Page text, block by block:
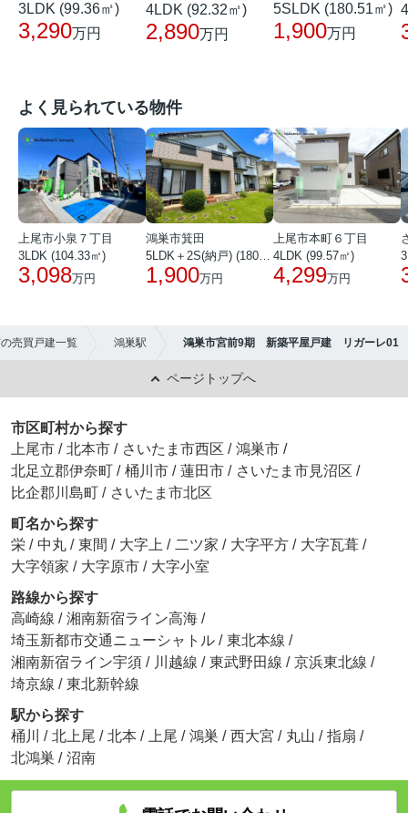
3LDK (99.36㎡)
3,290万円
4LDK (92.32㎡)
2,890万円
5SLDK (180.51㎡)
1,900万円
よく見られている物件
上尾市小泉７丁目
3LDK (104.33㎡)
3,098万円
鴻巣市箕田
1,900万円
上尾市本町６丁目
4LDK (99.57㎡)
4,299万円
売買戸建一覧 鴻巣駅 鴻巣市宮前9期 新築平屋戸建 リガーレ01
ページトップへ
市区町村から探す
上尾市 / 北本市 / さいたま市西区 / 鴻巣市 /
北足立郡伊奈町 / 桶川市 / 蓮田市 / さいたま市見沼区 /
比企郡川島町 / さいたま市北区
町名から探す
栄 / 中丸 / 東間 / 大字上 / 二ツ家 / 大字平方 / 大字瓦葺 /
大字領家 / 大字原市 / 大字小室
路線から探す
高崎線 / 湘南新宿ライン高海 /
埼玉新都市交通ニューシャトル / 東北本線 /
湘南新宿ライン宇須 / 川越線 / 東武野田線 / 京浜東北線 /
埼京線 / 東北新幹線
駅から探す
桶川
/ 北上尾 / 北本 / 上尾 / 鴻巣 / 西大宮 / 丸山 / 指扇 /
北鴻巣 / 沼南